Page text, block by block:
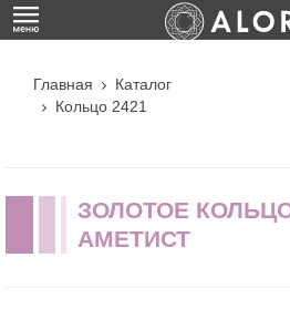
Главная
Каталог
Кольцо 2421
ЗОЛОТОЕ КОЛЬЦО
АМЕТИСТ